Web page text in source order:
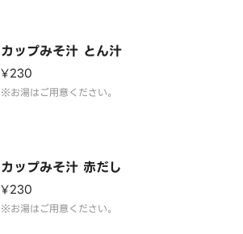
カップみそ汁 とん汁
¥230
※お湯はご用意ください。
カップみそ汁 赤だし
¥230
※お湯はご用意ください。